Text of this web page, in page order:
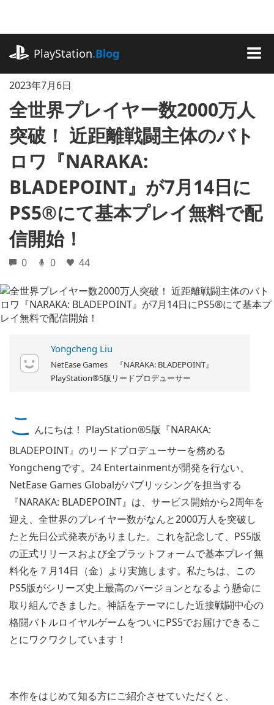
に
ッ
PlayStation.Blog
2023年7月6日
全世界プレイヤー数2000万人
突破！ 近距離戦闘主体のバト
ロワ『NARAKA:
BLADEPOINT』が7月14日に
PS5®にて基本プレイ無料で配
信開始！
0 0 44
Yongcheng Liu
NetEase Games 『NARAKA: BLADEPOINT』
PlayStation®5版リードプロデューサー
こ んにちは！ PlayStation®5版『NARAKA:
BLADEPOINT』のリードプロデューサーを務める
Yongchengです。24 Entertainmentが開発を行ない、
NetEase Games Globalがパブリッシングを担当する
『NARAKA: BLADEPOINT』は、サービス開始から2周年を
迎え、全世界のプレイヤー数がなんと2000万人を突破し
たと先日公式発表がありました。これを記念して、PS5版
の正式リリースおよび全プラットフォームで基本プレイ無
料化を７月14日（金）より実施します。私たちは、この
PS5版がシリーズ史上最高のバージョンとなるよう懸命に
取り組んできました。神話をテーマにした近接戦闘中心の
格闘バトルロイヤルゲームをついにPS5でお届けできるこ
とにワクワクしています！
本作をはじめて知る方にご紹介させていただくと、